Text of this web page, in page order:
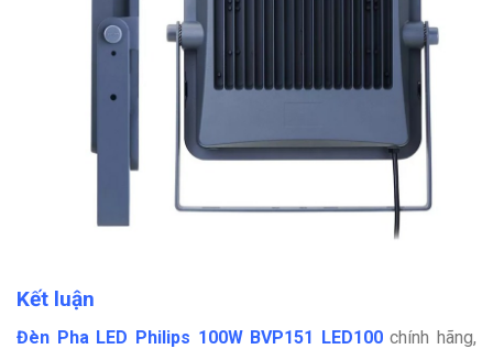
Kết luận
Đèn Pha LED Philips 100W BVP151 LED100 chính hãng,